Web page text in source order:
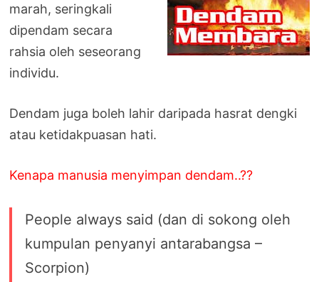
marah, seringkali
dipendam secara
rahsia oleh seseorang
individu.
Dendam juga boleh lahir daripada hasrat dengki
atau ketidakpuasan hati.
Kenapa manusia menyimpan dendam..??
People always said (dan di sokong oleh
kumpulan penyanyi antarabangsa –
Scorpion)